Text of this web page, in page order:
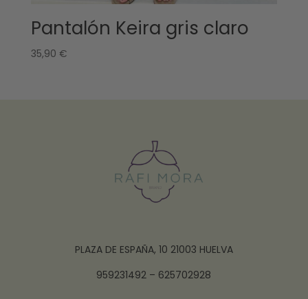
Pantalón Keira gris claro
35,90 €
PLAZA DE ESPAÑA, 10 21003 HUELVA
959231492 – 625702928